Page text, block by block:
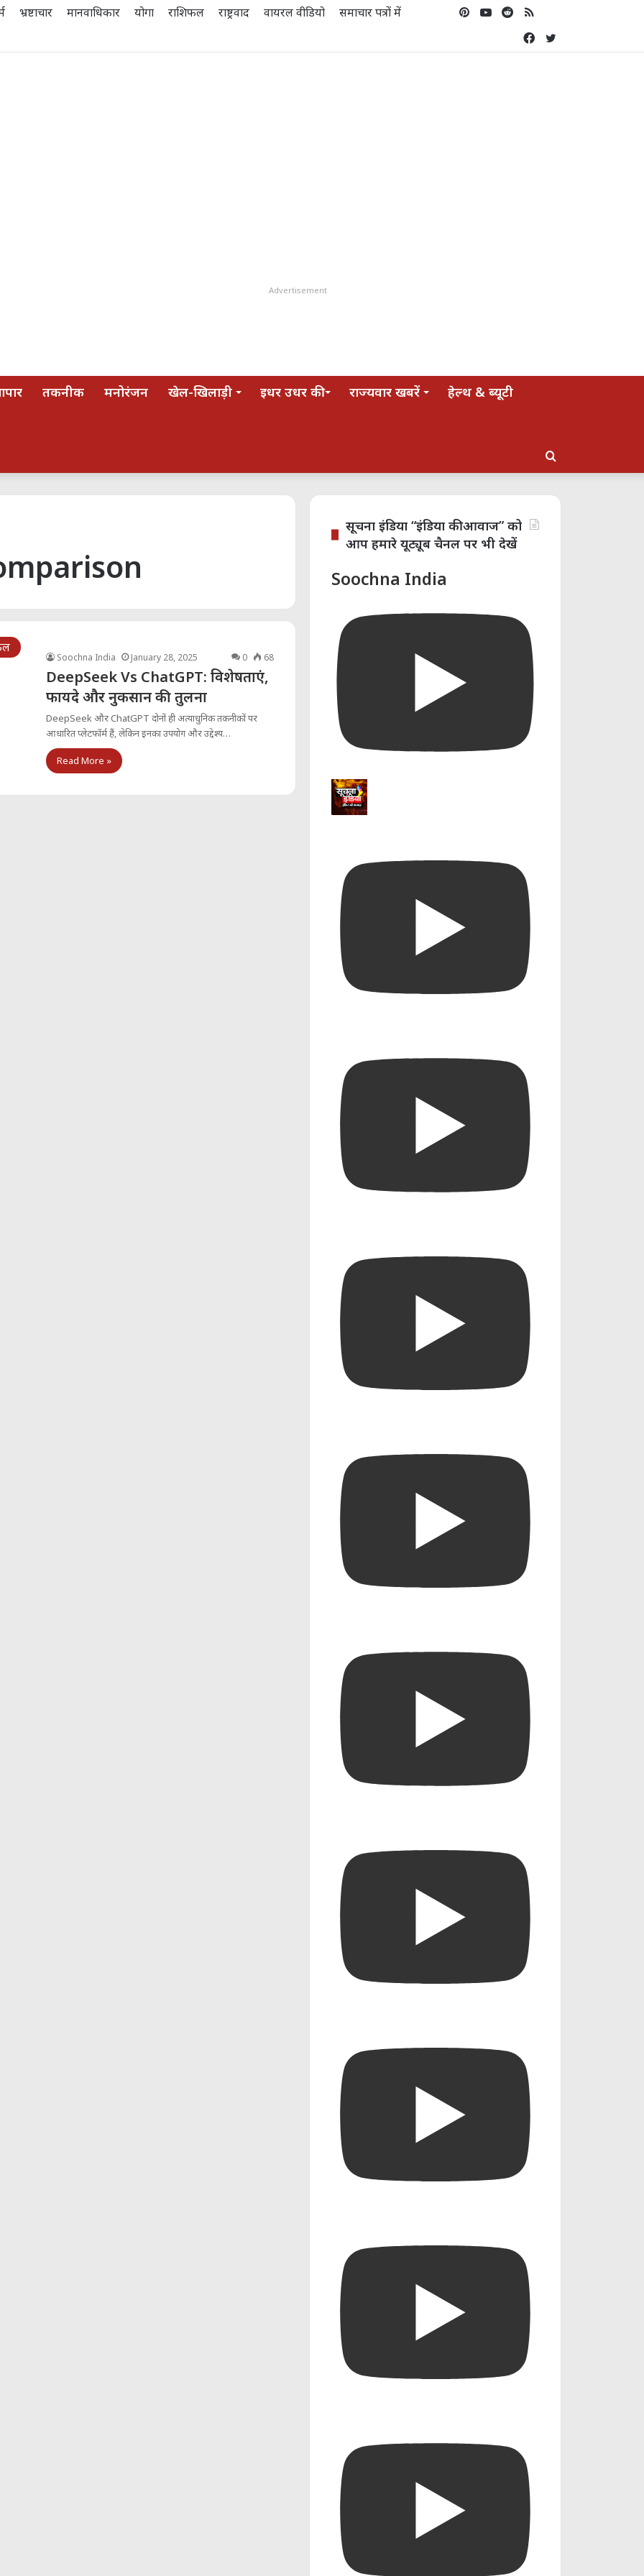
भ्रष्टाचार मानवाधिकार योगा राशिफल राष्ट्रवाद वायरल वीडियो समाचार पत्रों में RSS
Reddit
YouTube
Pinterest
Facebook
Advertisement
तकनीक मनोरंजन खेल-खिलाड़ी इधर उधर की राज्यवार खबरें हेल्थ & ब्यूटी
Search
Soochna India January 28, 2025 0 68
DeepSeek Vs ChatGPT: विशेषताएं,
फायदे और नुकसान की तुलना
DeepSeek और ChatGPT दोनों ही अत्याधुनिक तकनीकों पर
आधारित प्लेटफॉर्म हैं, लेकिन इनका उपयोग और उद्देश्य…
Read More »
सूचना इंडिया “इंडिया की आवाज” को
आप हमारे यूट्यूब चैनल पर भी देखें
Soochna India